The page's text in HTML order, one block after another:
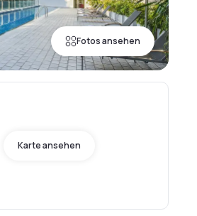
Fotos ansehen
Karte ansehen